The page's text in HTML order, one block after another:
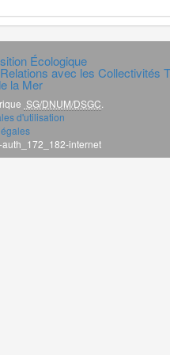
Écologique
avec les Collectivités
la Mer
SG/DNUM/DSGC
d'utilisation
internet